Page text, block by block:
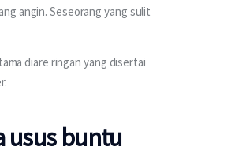
angin. Seseorang yang sulit
diare ringan yang disertai
usus buntu